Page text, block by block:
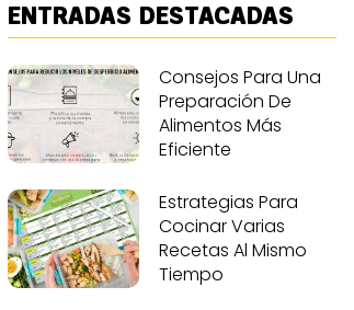
ENTRADAS DESTACADAS
Consejos Para Una
Preparación De
Alimentos Más
Eficiente
Estrategias Para
Cocinar Varias
Recetas Al Mismo
Tiempo